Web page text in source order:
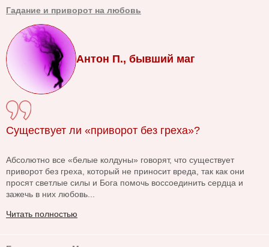
Гадание и приворот на любовь
Антон П., бывший маг
Существует ли «приворот без греха»?
Абсолютно все «белые колдуны» говорят, что существует
приворот без греха, который не приносит вреда, так как они
просят светлые силы и Бога помочь воссоединить сердца и
зажечь в них любовь...
Читать полностью